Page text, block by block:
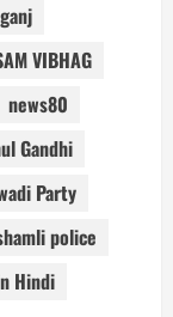
VIBHAG
news80
Gandhi
Party
police
Hindi